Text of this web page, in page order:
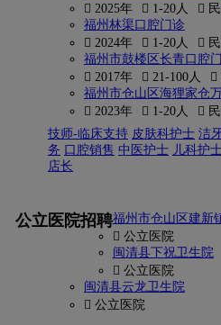
 2025年
 1-20人

福州林渠口腔门诊
 2024年
 1-20人

福州市鼓楼区长青口腔
 2017年
 21-100人

福州市仓山区海狸家仓
 2023年
 1-20人 
技师-临床支持 皮肤科护士 洁
务 口腔销售 中医护士 儿科护
店长
公立医院招聘福州市仓山区建新
 公立医院
闽清县下祝卫生院
 公立医院
闽清县云龙卫生院
 公立医院